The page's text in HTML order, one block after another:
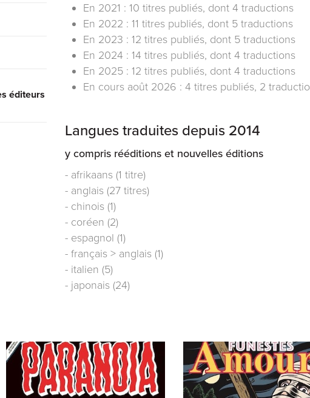
éditeurs
En 2021 : 10 titres publiés, dont 4 traductions
En 2022 : 11 titres publiés, dont 5 traductions
En 2023 : 12 titres publiés, dont 5 traductions
En 2024 : 14 titres publiés, dont 4 traductions
En 2025 : 12 titres publiés, dont 4 traductions
En cours août 2026 : 4 titres publiés, 2
Langues traduites depuis 2014
y compris rééditions et nouvelles éditions
- afrikaans (1 titre)
- anglais (27 titres)
- chinois (1)
- coréen (2)
- espagnol (1)
- français > anglais (1)
- italien (5)
- japonais (24)